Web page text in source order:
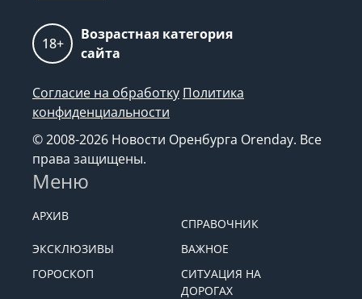
18+
Возрастная категория
сайта
Согласие на обработку Политика
конфиденциальности
© 2008-2026 Новости Оренбурга Orenday. Все
права защищены.
Меню
АРХИВ
СПРАВОЧНИК
ЭКСКЛЮЗИВЫ
ВАЖНОЕ
ГОРОСКОП
СИТУАЦИЯ НА
ДОРОГАХ